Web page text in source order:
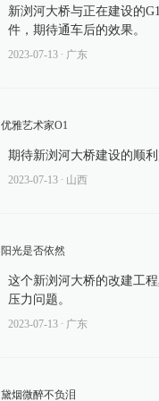
新浏河大桥与正在建设的
件，期待通车后的效果。
2023-07-13 ∙ 广东
优雅艺术家O1
期待新浏河大桥建设的顺
2023-07-13 ∙ 山西
阳光是否依然
这个新浏河大桥的改建工
压力问题。
2023-07-13 ∙ 广东
黛烟微醉不负泪